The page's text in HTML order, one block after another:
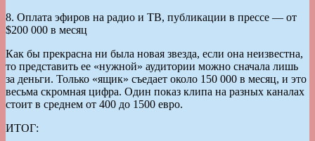
8. Оплата эфиров на радио и ТВ, публикации в прессе — от
$200 000 в месяц
Как бы прекрасна ни была новая звезда, если она неизвестна,
то представить ее «нужной» аудитории можно сначала лишь
за деньги. Только «ящик» съедает около 150 000 в месяц, и это
весьма скромная цифра. Один показ клипа на разных каналах
стоит в среднем от 400 до 1500 евро.
ИТОГ: